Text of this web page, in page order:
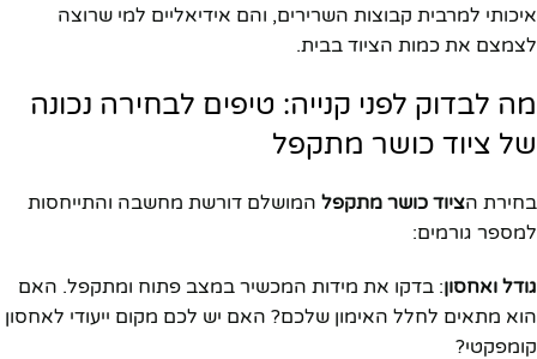
איכותי למרבית קבוצות השרירים, והם אידיאליים למי שרוצה
לצמצם את כמות הציוד בבית.
מה לבדוק לפני קנייה: טיפים לבחירה נכונה
של ציוד כושר מתקפל
בחירת הציוד כושר מתקפל המושלם דורשת מחשבה והתייחסות
למספר גורמים:
גודל ואחסון: בדקו את מידות המכשיר במצב פתוח ומתקפל. האם
הוא מתאים לחלל האימון שלכם? האם יש לכם מקום ייעודי לאחסון
קומפקטי?